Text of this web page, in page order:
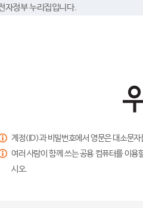
자정부 누리집입니다.
계정(ID)과 비밀번호에서 영문은 대소문
여러 사람이 함께 쓰는 공용 컴퓨터를 이
시오.